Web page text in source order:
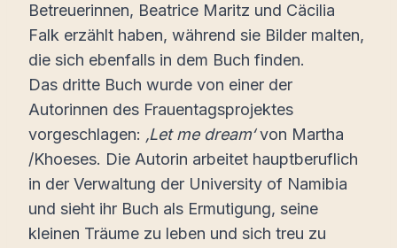
Betreuerinnen, Beatrice Maritz und Cäcilia
Falk erzählt haben, während sie Bilder malten,
die sich ebenfalls in dem Buch finden.
Das dritte Buch wurde von einer der
Autorinnen des Frauentagsprojektes
vorgeschlagen: ‚Let me dream‘von Martha
/Khoeses. Die Autorin arbeitet hauptberuflich
in der Verwaltung der University of Namibia
und sieht ihr Buch als Ermutigung, seine
kleinen Träume zu leben und sich treu zu